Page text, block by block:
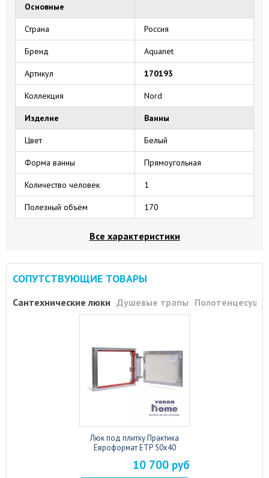
Основные
Страна Россия
Бренд Aquanet
Артикул 170193
Коллекция Nord
Изделие Ванны
Цвет Белый
Форма ванны Прямоугольная
Количество человек 1
Полезный объём 170
Все характеристики
СОПУТСТВУЮЩИЕ ТОВАРЫ
Сантехнические люки Душевые трапы
Люк под плитку Практика
Евроформат ЕТР 50x40
10 700 руб